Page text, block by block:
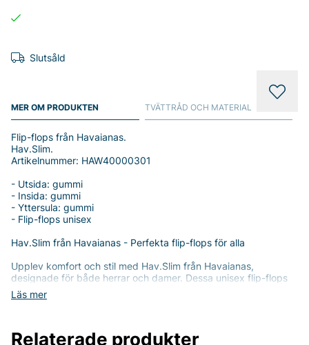
Slutsåld
MER OM PRODUKTEN
Läs mer
Flip-flops från Havaianas.
Hav.Slim.
Artikelnummer: HAW40000301
- Utsida: gummi
- Insida: gummi
- Yttersula: gummi
- Flip-flops unisex
Hav.Slim från Havaianas - Perfekta flip-flops för alla
Upplev komfort och stil med Hav.Slim från Havaianas,
designade för både herrar och damer. Dessa unisex flip-flops
är det perfekta valet för en avslappnad dag på stranden eller
en promenad i staden.
komfort de förtjänar. Hav.Slim är inte bara stiliga, de är också
TVÄTTRÅD OCH MATERIAL
Relaterade produkter